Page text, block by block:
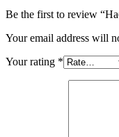
Be the first to review
Your email address will
Your rating *